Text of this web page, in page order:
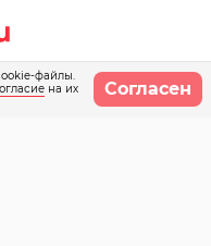
файлы.
на их
Согласен